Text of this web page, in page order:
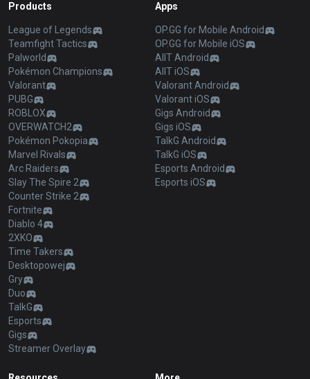
Products
League of Legends
Teamfight Tactics
Palworld
Pokémon Champions
Valorant
PUBG
ROBLOX
OVERWATCH2
Pokémon Pokopia
Marvel Rivals
Arc Raiders
Slay The Spire 2
Counter Strike 2
Fortnite
Diablo 4
2XKO
Time Takers
Desktopowej
Gry
Duo
TalkG
Esports
Gigs
Streamer Overlay
Apps
OP.GG for Mobile Android
OP.GG for Mobile iOS
AllT Android
AllT iOS
Valorant Android
Valorant iOS
Gigs Android
Gigs iOS
TalkG Android
TalkG iOS
Esports Android
Esports iOS